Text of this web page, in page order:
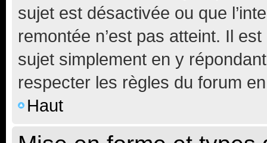
sujet est désactivée ou que
remontée n’est pas atteint. Il
sujet simplement en y
respecter les règles du forum
Haut